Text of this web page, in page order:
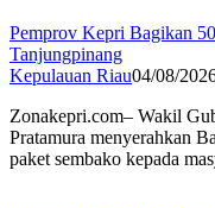
Pemprov Kepri Bagikan
Tanjungpinang
Kepulauan Riau04/08/
Zonakepri.com– Wakil
Pratamura menyerahkan
paket sembako kepada